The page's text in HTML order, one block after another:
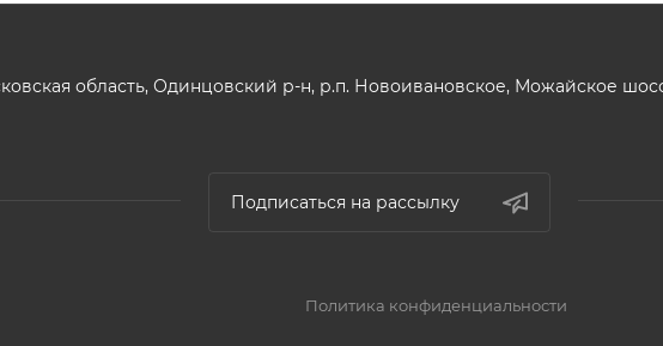
область, Одинцовский р-н, р.п. Новоивановское, Можайское
Политика конфиденциальности
Подписаться на рассылку